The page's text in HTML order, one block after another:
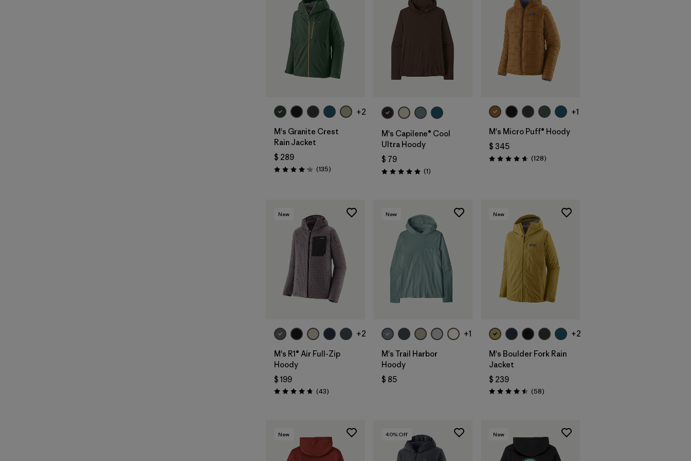
+2
M's Granite Crest
Rain Jacket
$ 289
Valoración: 4.2 / 5
(135Comentarios
)
M's Capilene® Cool
Ultra Hoody
$ 79
Valoración: 5.0 / 5
(1Comentarios
)
+1
M's Micro Puff® Hoody
$ 345
Valoración: 4.6 / 5
(128Comentarios
)
New
+2
M's R1® Air Full-Zip
Hoody
$ 199
Valoración: 4.7 / 5
(43Comentarios
)
New
+1
M's Trail Harbor
Hoody
$ 85
New
+2
M's Boulder Fork Rain
Jacket
$ 239
Valoración: 4.5 / 5
(58Comentarios
)
New 40% Off New